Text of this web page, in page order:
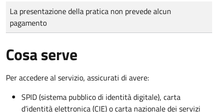
Tipo di pagamento
Importo
La presentazione della pratica non prevede alcun
pagamento
Cosa serve
Per accedere al servizio, assicurati di avere:
SPID (sistema pubblico di identità digitale), carta
d’identità elettronica (CIE) o carta nazionale dei servizi